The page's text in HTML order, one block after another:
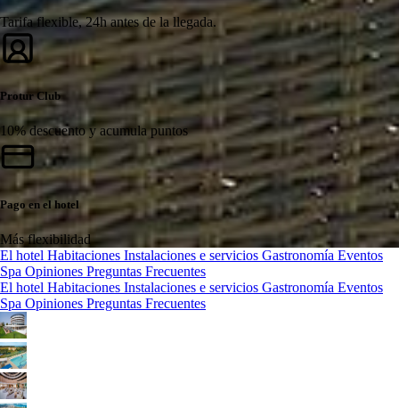
Tarifa flexible, 24h antes de la llegada.
Protur Club
10% descuento y acumula puntos
Pago en el hotel
Más flexibilidad
El hotel Habitaciones Instalaciones e servicios Gastronomía Eventos
Spa Opiniones Preguntas Frecuentes
El hotel Habitaciones Instalaciones e servicios Gastronomía Eventos
Spa Opiniones Preguntas Frecuentes